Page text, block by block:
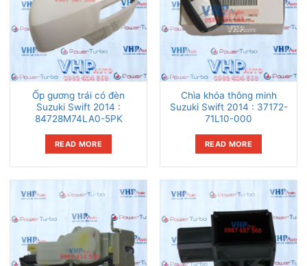
Ốp gương trái có đèn
Suzuki Swift 2014 :
84728M74LA0-5PK
READ MORE
Chìa khóa thông minh
Suzuki Swift 2014 : 37172-
71L10-000
READ MORE